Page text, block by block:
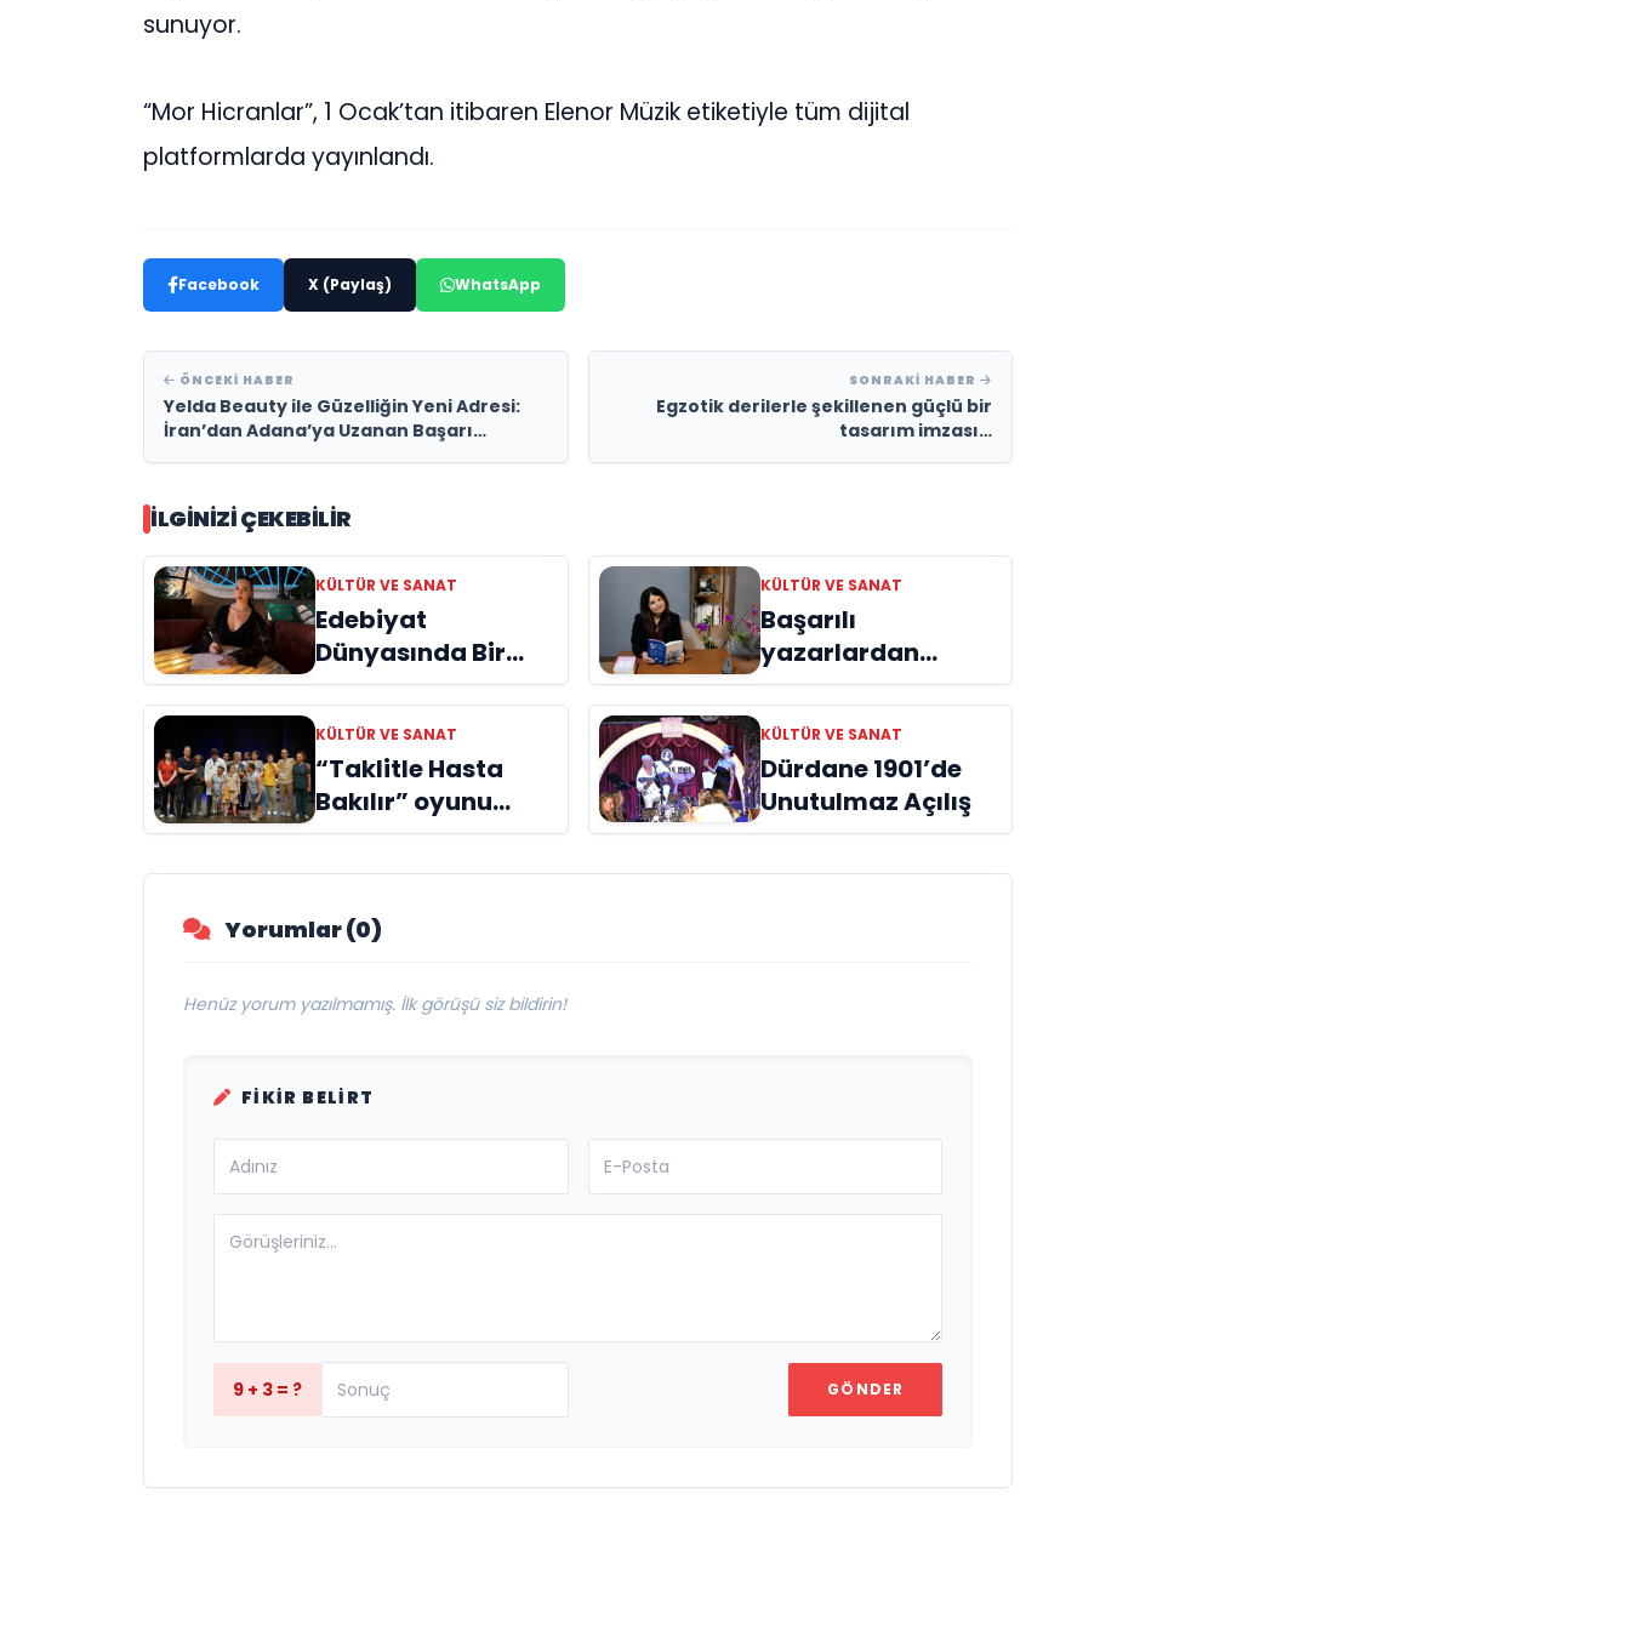
sunuyor.
“Mor Hicranlar”, 1 Ocak’tan itibaren Elenor Müzik etiketiyle tüm dijital
platformlarda yayınlandı.
Facebook X (Paylaş) WhatsApp
ÖNCEKI HABER
Yelda Beauty ile Güzelliğin Yeni Adresi:
İran’dan Adana’ya Uzanan Başarı
SONRAKI HABER
Egzotik derilerle şekillenen güçlü bir
tasarım imzası…
İLGINIZI ÇEKEBILIR
KÜLTÜR VE SANAT
Edebiyat
Dünyasında Bir
Genç Deha
Doğuyor: Dilruba
Engin ve Zift Karası
Evreni ‘AVENOİR’
KÜLTÜR VE SANAT
Başarılı
yazarlardan
Azime Savaş’tan
başucu kitabı
“Emanet”
raflardaki yerini
aldı
KÜLTÜR VE SANAT
“Taklitle Hasta
Bakılır” oyunu
engelleri sanatla
aştı
KÜLTÜR VE SANAT
Dürdane 1901’de
Unutulmaz Açılış
Yorumlar (0)
Henüz yorum yazılmamış. İlk görüşü siz bildirin!
FIKIR BELIRT
9 + 3 = ? GÖNDER